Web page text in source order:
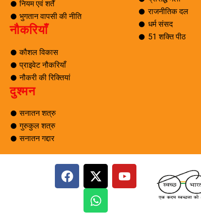
नियम एवं शर्तें
भुगतान वापसी की नीति
नौकरियाँ
कौशल विकास
प्राइवेट नौकरियाँ
नौकरी की रिक्तियां
दुश्मन
सनातन शत्रु
गुरुकुल शत्रु
सनातन गद्दार
राजनीतिक दल
धर्म संसद
51 शक्ति पीठ
F
a
c
X
-
t
w
Y
o
u
W
h
a
t